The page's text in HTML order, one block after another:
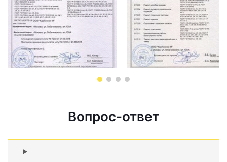
Вопрос-ответ